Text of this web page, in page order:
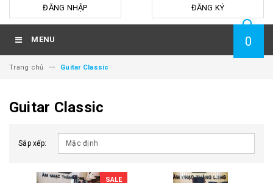
ĐĂNG NHẬP ĐĂNG KÝ
MENU 0
Trang chủ Guitar Classic
Guitar Classic
Sắp xếp:
SALE